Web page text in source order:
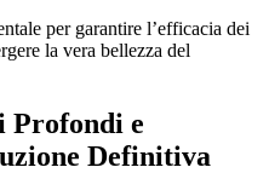
per garantire l’efficacia dei
la vera bellezza del
Profondi e
Definitiva